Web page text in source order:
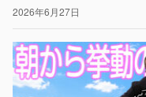
2026年6月27日